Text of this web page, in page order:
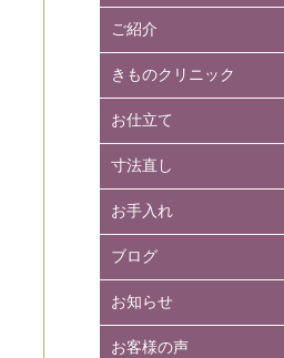
ご紹介
きものクリニック
お仕立て
寸法直し
お手入れ
ブログ
お知らせ
お客様の声